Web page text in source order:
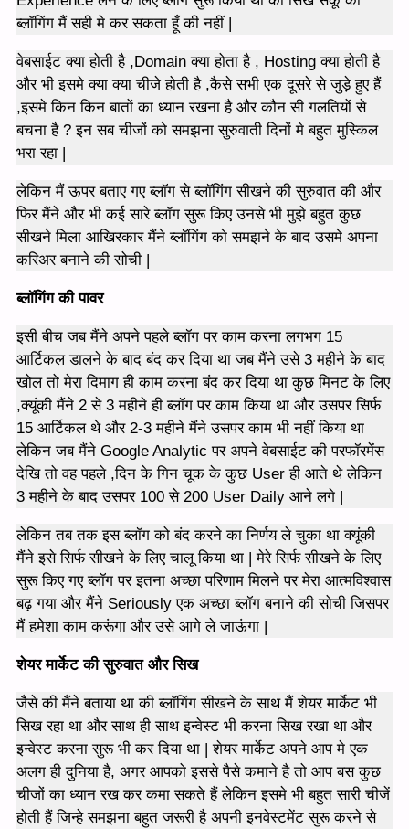
ब्लॉगिंग मैं सही मे कर सकता हूँ की नहीं |
वेबसाईट क्या होती है ,Domain क्या होता है , Hosting क्या होती है
और भी इसमे क्या क्या चीजे होती है ,कैसे सभी एक दूसरे से जुड़े हुए हैं
,इसमे किन किन बातों का ध्यान रखना है और कौन सी गलतियों से
बचना है ? इन सब चीजों को समझना सुरुवाती दिनों मे बहुत मुस्किल
भरा रहा |
लेकिन मैं ऊपर बताए गए ब्लॉग से ब्लॉगिंग सीखने की सुरुवात की और
फिर मैंने और भी कई सारे ब्लॉग सुरू किए उनसे भी मुझे बहुत कुछ
सीखने मिला आखिरकार मैंने ब्लॉगिंग को समझने के बाद उसमे अपना
करिअर बनाने की सोची |
ब्लॉगिंग की पावर
इसी बीच जब मैंने अपने पहले ब्लॉग पर काम करना लगभग 15
आर्टिकल डालने के बाद बंद कर दिया था जब मैंने उसे 3 महीने के बाद
खोल तो मेरा दिमाग ही काम करना बंद कर दिया था कुछ मिनट के लिए
,क्यूंकी मैंने 2 से 3 महीने ही ब्लॉग पर काम किया था और उसपर सिर्फ
15 आर्टिकल थे और 2-3 महीने मैंने उसपर काम भी नहीं किया था
लेकिन जब मैंने Google Analytic पर अपने वेबसाईट की परफॉरमेंस
देखि तो वह पहले ,दिन के गिन चूक के कुछ User ही आते थे लेकिन
3 महीने के बाद उसपर 100 से 200 User Daily आने लगे |
लेकिन तब तक इस ब्लॉग को बंद करने का निर्णय ले चुका था क्यूंकी
मैंने इसे सिर्फ सीखने के लिए चालू किया था | मेरे सिर्फ सीखने के लिए
सुरू किए गए ब्लॉग पर इतना अच्छा परिणाम मिलने पर मेरा आत्मविश्वास
बढ़ गया और मैंने Seriously एक अच्छा ब्लॉग बनाने की सोची जिसपर
मैं हमेशा काम करूंगा और उसे आगे ले जाऊंगा |
शेयर मार्केट की सुरुवात और सिख
जैसे की मैंने बताया था की ब्लॉगिंग सीखने के साथ मैं शेयर मार्केट भी
सिख रहा था और साथ ही साथ इन्वेस्ट भी करना सिख रखा था और
इन्वेस्ट करना सुरू भी कर दिया था | शेयर मार्केट अपने आप मे एक
अलग ही दुनिया है, अगर आपको इससे पैसे कमाने है तो आप बस कुछ
चीजों का ध्यान रख कर कमा सकते हैं लेकिन इसमे भी बहुत सारी चीजें
होती हैं जिन्हे समझना बहुत जरूरी है अपनी इनवेस्टमेंट सुरू करने से